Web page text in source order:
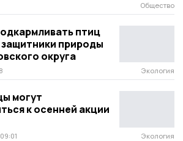
Общество
птиц
природы
округа
Экология
могут
к осенней акции
Экология